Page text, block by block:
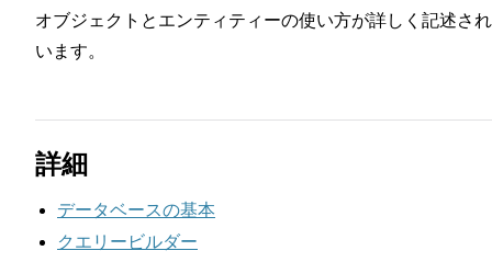
オブジェクトとエンティティーの使い方が詳しく記述さ
います。
詳細
データベースの基本
クエリービルダー